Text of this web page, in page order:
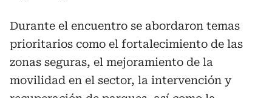
Durante el encuentro se abordaron temas
prioritarios como el fortalecimiento de las
zonas seguras, el mejoramiento de la
movilidad en el sector, la intervención y